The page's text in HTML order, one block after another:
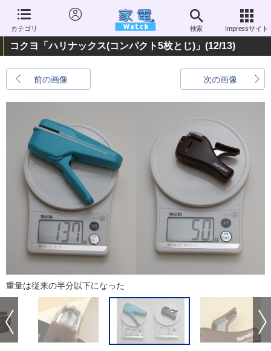
カテゴリ 検索 Impressサイト
コクヨ「ハリナックス(コンパクト5枚とじ)」 (12/13)
前の画像 次の画像
重量は従来の半分以下になった